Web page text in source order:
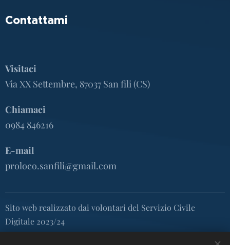
Contattami
Visitaci
Via XX Settembre, 87037 San fili (CS)
Chiamaci
0984 846216
E-mail
proloco.sanfili@gmail.com
Sito web realizzato dai volontari del Servizio Civile
Digitale 2023/24